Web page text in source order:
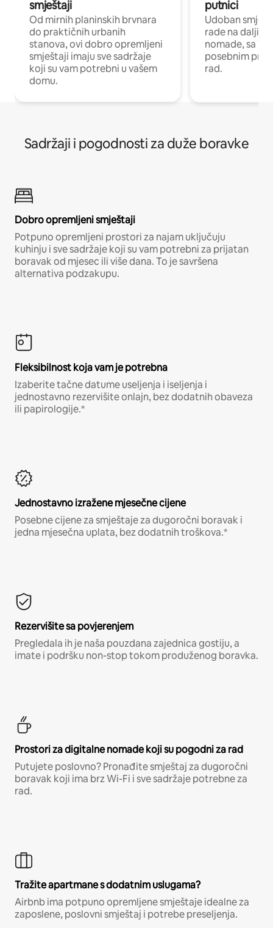
smještaji
Od mirnih planinskih brvnara
do praktičnih urbanih
stanova, ovi dobro opremljeni
smještaji imaju sve sadržaje
koji su vam potrebni u vašem
domu.
putnici
Udoban
rade na
nomade, sa
posebnim
rad.
Sadržaji i pogodnosti za duže boravke
Dobro opremljeni smještaji
Potpuno opremljeni prostori za najam uključuju
kuhinju i sve sadržaje koji su vam potrebni za prijatan
boravak od mjesec ili više dana. To je savršena
alternativa podzakupu.
Fleksibilnost koja vam je potrebna
Izaberite tačne datume useljenja i iseljenja i
jednostavno rezervišite onlajn, bez dodatnih obaveza
ili papirologije.*
Jednostavno izražene mjesečne cijene
Posebne cijene za smještaje za dugoročni boravak i
jedna mjesečna uplata, bez dodatnih troškova.*
Rezervišite sa povjerenjem
Pregledala ih je naša pouzdana zajednica gostiju, a
imate i podršku non-stop tokom produženog boravka.
Prostori za digitalne nomade koji su pogodni za rad
Putujete poslovno? Pronađite smještaj za dugoročni
boravak koji ima brz Wi-Fi i sve sadržaje potrebne za
rad.
Tražite apartmane s dodatnim uslugama?
Airbnb ima potpuno opremljene smještaje idealne za
zaposlene, poslovni smještaj i potrebe preseljenja.